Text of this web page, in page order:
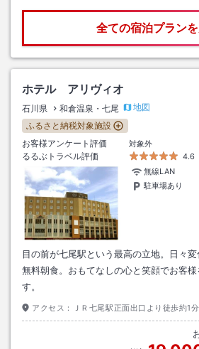
全ての宿泊プラン
ホテル アリヴィオ
石川県 和倉温泉・七尾
地図
ふるさと納税対象施設
お客様アンケート評価
対象外
るるぶトラベル評価
4.6
無線LAN
駐車場あり
目の前が七尾駅という最高の立地。日々
無料朝食。おもてなしの心と笑顔でお客
す。
アクセス： ＪＲ七尾駅正面出口より徒歩約1分